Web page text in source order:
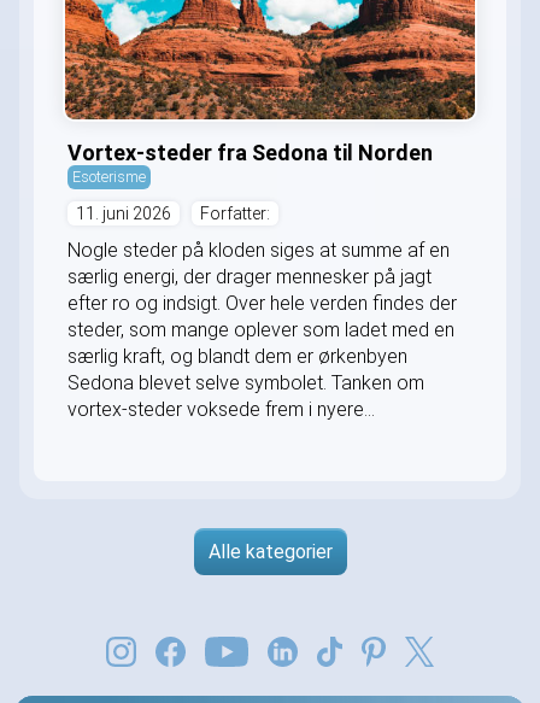
Vortex-steder fra Sedona til Norden
Esoterisme
11. juni 2026 Forfatter:
Nogle steder på kloden siges at summe af en
særlig energi, der drager mennesker på jagt
efter ro og indsigt. Over hele verden findes der
steder, som mange oplever som ladet med en
særlig kraft, og blandt dem er ørkenbyen
Sedona blevet selve symbolet. Tanken om
vortex-steder voksede frem i nyere...
Alle kategorier